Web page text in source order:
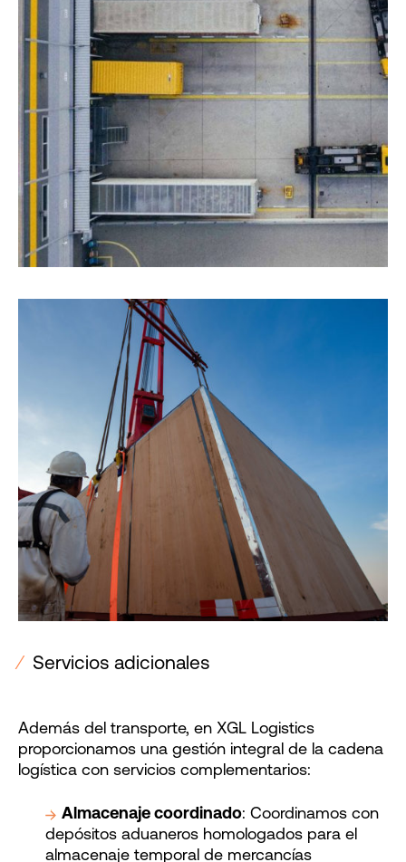
⁄Servicios adicionales
Además del transporte, en XGL Logistics
proporcionamos una gestión integral de la cadena
logística con servicios complementarios:
Almacenaje coordinado: Coordinamos con
depósitos aduaneros homologados para el
almacenaje temporal de mercancías